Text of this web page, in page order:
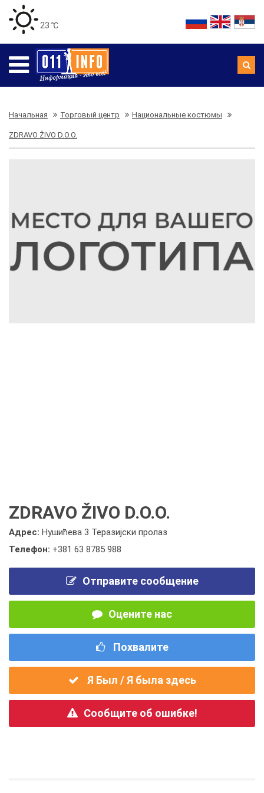
23 ℃
Начальная Торговый центр Национальные костюмы
ZDRAVO ŽIVO D.O.O.
ZDRAVO ŽIVO D.O.O.
Адрес: Нушићева 3 Теразијски пролаз
Телефон: +381 63 8785 988
Отправите сообщение
Оцените нас
Похвалите
Я Был / Я была здесь
Сообщите об ошибке!